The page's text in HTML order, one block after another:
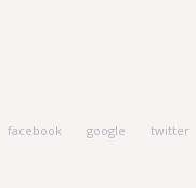
facebook google twitter